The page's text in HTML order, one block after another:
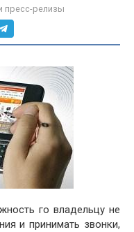
пресс-релизы
го владельцу не
и принимать звонки,